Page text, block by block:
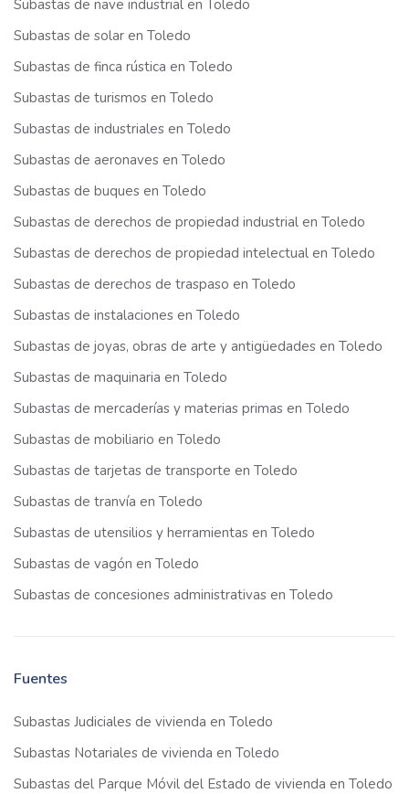
Subastas de nave industrial en Toledo
Subastas de solar en Toledo
Subastas de finca rústica en Toledo
Subastas de turismos en Toledo
Subastas de industriales en Toledo
Subastas de aeronaves en Toledo
Subastas de buques en Toledo
Subastas de derechos de propiedad industrial en Toledo
Subastas de derechos de propiedad intelectual en Toledo
Subastas de derechos de traspaso en Toledo
Subastas de instalaciones en Toledo
Subastas de joyas, obras de arte y antigüedades en Toledo
Subastas de maquinaria en Toledo
Subastas de mercaderías y materias primas en Toledo
Subastas de mobiliario en Toledo
Subastas de tarjetas de transporte en Toledo
Subastas de tranvía en Toledo
Subastas de utensilios y herramientas en Toledo
Subastas de vagón en Toledo
Subastas de concesiones administrativas en Toledo
Fuentes
Subastas Judiciales de vivienda en Toledo
Subastas Notariales de vivienda en Toledo
Subastas del Parque Móvil del Estado de vivienda en Toledo